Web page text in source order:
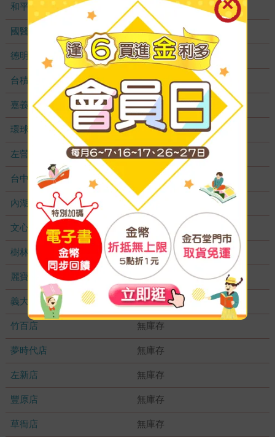
和平店 無庫存
國醫加盟店 無庫存
德明加盟店 無庫存
台積店 無庫存
嘉義耐斯店 無庫存
環球店 無庫存
左營店 無庫存
台中秀泰店 無庫存
內湖大潤發 無庫存
文心店 無庫存
樹林店 無庫存
麗寶店 無庫存
義大店 無庫存
竹百店 無庫存
夢時代店 無庫存
左新店 無庫存
豐原店 無庫存
草衙店 無庫存